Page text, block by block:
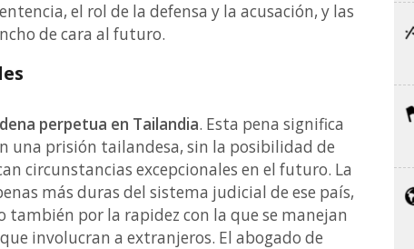
el rol de la defensa y la acusación, y las
de cara al futuro.
perpetua en Tailandia. Esta pena significa
una prisión tailandesa, sin la posibilidad de
circunstancias excepcionales en el futuro. La
más duras del sistema judicial de ese país,
también por la rapidez con la que se manejan
involucran a extranjeros. El abogado de